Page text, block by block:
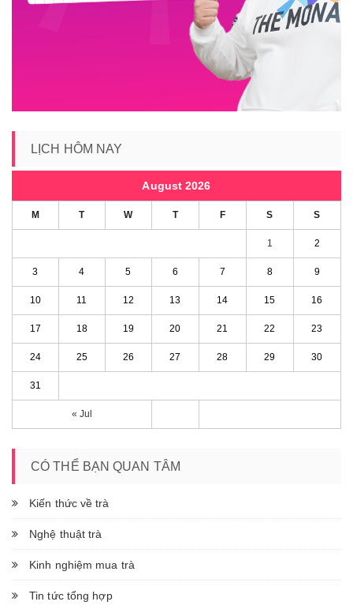
LỊCH HÔM NAY
August 2026
M T W T F S S
« Jul
1 2
3 4 5 6 7 8 9
10 11 12 13 14 15 16
17 18 19 20 21 22 23
24 25 26 27 28 29 30
31
CÓ THỂ BẠN QUAN TÂM
Kiến thức về trà
Nghệ thuật trà
Kinh nghiệm mua trà
Tin tức tổng hợp